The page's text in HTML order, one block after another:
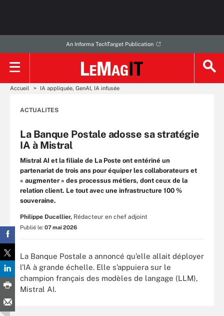
An Informa TechTarget Publication
Accueil IA appliquée, GenAI, IA infusée
ACTUALITES
La Banque Postale adosse sa stratégie
IA à Mistral
Mistral AI et la filiale de La Poste ont entériné un
partenariat de trois ans pour équiper les collaborateurs et
« augmenter » des processus métiers, dont ceux de la
relation client. Le tout avec une infrastructure 100 %
souveraine.
Philippe Ducellier, Rédacteur en chef adjoint
Publié le: 07 mai 2026
La Banque Postale a annoncé qu’elle allait déployer
l’IA à grande échelle. Elle s’appuiera sur le
champion français des modèles de langage (LLM),
Mistral AI.